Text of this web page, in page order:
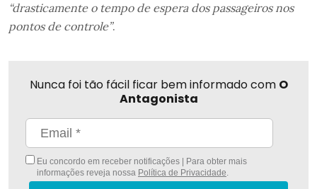
“drasticamente o tempo de espera dos passageiros nos
pontos de controle”.
Nunca foi tão fácil ficar bem informado com O
Antagonista
Eu concordo em receber notificações | Para obter mais
informações reveja nossa Política de Privacidade.